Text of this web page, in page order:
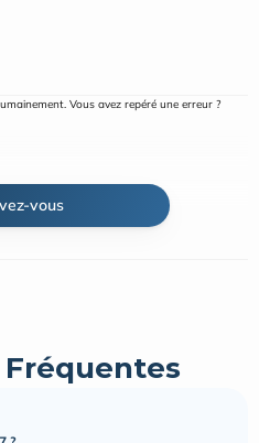
vous